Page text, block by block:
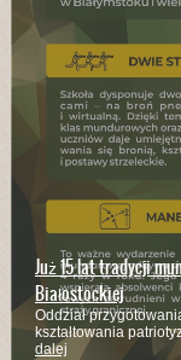
Już 15 lat tradycji
Białostockiej
Oddział
kształtowania
dalej